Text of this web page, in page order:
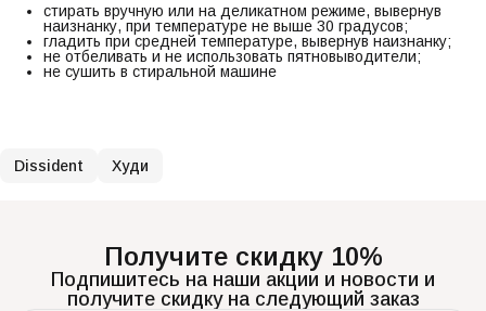
стирать вручную или на деликатном режиме, вывернув
наизнанку, при температуре не выше 30 градусов;
гладить при средней температуре, вывернув наизнанку;
не отбеливать и не использовать пятновыводители;
не сушить в стиральной машине
Dissident Худи
Получите скидку 10%
Подпишитесь на наши акции и новости и
получите скидку на следующий заказ